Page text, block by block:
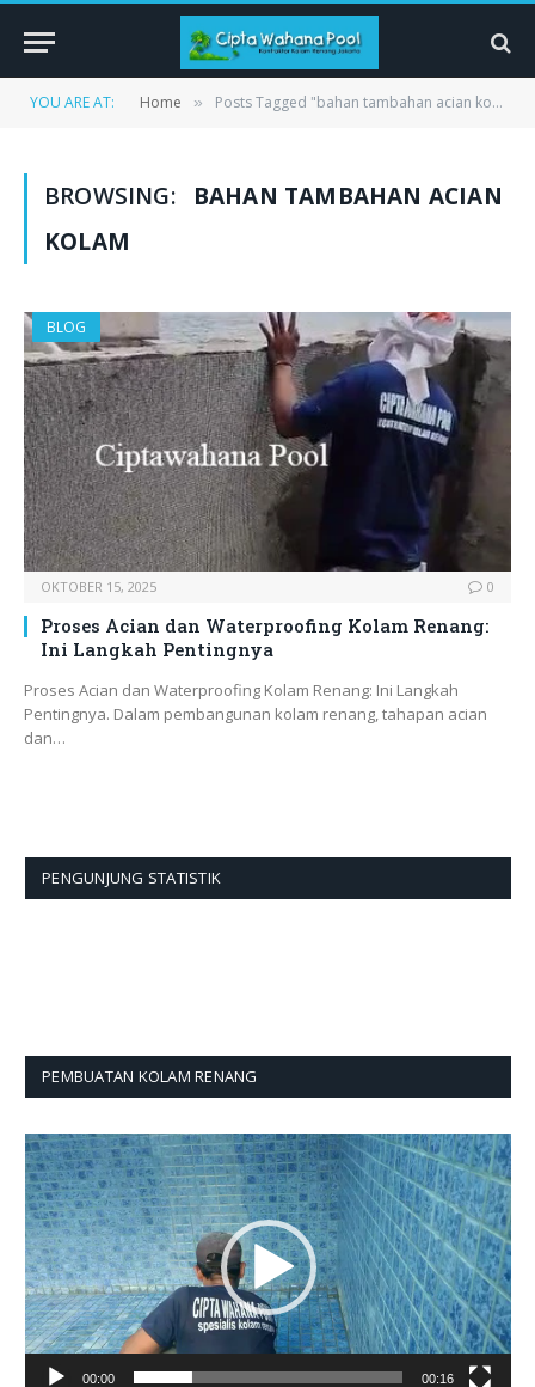
YOU ARE AT: Home » Posts Tagged "bahan tambahan acian kolam"
BROWSING:
BAHAN TAMBAHAN ACIAN
KOLAM
BLOG
OKTOBER 15, 2025 0
Proses Acian dan Waterproofing Kolam Renang:
Ini Langkah Pentingnya
Proses Acian dan Waterproofing Kolam Renang: Ini Langkah
Pentingnya. Dalam pembangunan kolam renang, tahapan acian
dan…
PENGUNJUNG STATISTIK
PEMBUATAN KOLAM RENANG
Pemutar
Video
00:00 00:16